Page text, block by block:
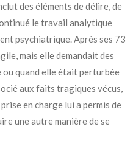
des éléments de délire, de
le travail analytique
psychiatrique. Après ses 73
mais elle demandait des
ou quand elle était perturbée
aux faits tragiques vécus,
en charge lui a permis de
une autre manière de se